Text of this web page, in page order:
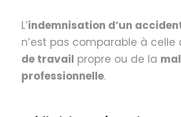
L’indemnisation d’un
n’est pas comparable à celle
de travail propre ou de la
professionnelle.